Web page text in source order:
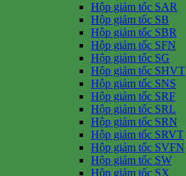
Hộp giảm tốc SAR
Hộp giảm tốc SB
Hộp giảm tốc SBR
Hộp giảm tốc SFN
Hộp giảm tốc SG
Hộp giảm tốc SHVT
Hộp giảm tốc SNS
Hộp giảm tốc SRF
Hộp giảm tốc SRL
Hộp giảm tốc SRN
Hộp giảm tốc SRVT
Hộp giảm tốc SVFN
Hộp giảm tốc SW
Hộp giảm tốc SX